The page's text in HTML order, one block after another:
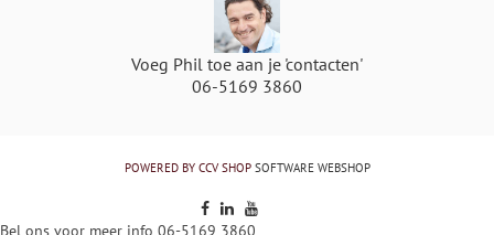
Voeg Phil toe aan je 'contacten'
06-5169 3860
POWERED BY CCV SHOP SOFTWARE WEBSHOP
Bel ons voor meer info 06-5169 3860